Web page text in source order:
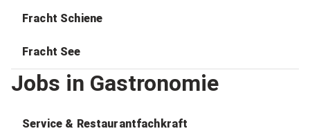
Fracht Schiene
Fracht See
Jobs in Gastronomie
Service & Restaurantfachkraft